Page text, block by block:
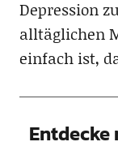
Depression
alltäglichen
einfach ist,